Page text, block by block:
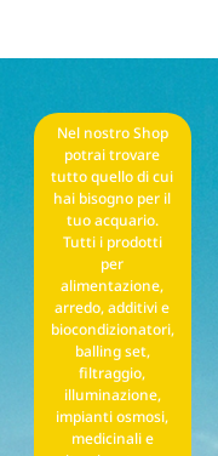
Nel nostro Shop
potrai trovare
tutto quello di cui
hai bisogno per il
tuo acquario.
Tutti i prodotti
per
alimentazione,
arredo, additivi e
biocondizionatori,
balling set,
filtraggio,
illuminazione,
impianti osmosi,
medicinali e